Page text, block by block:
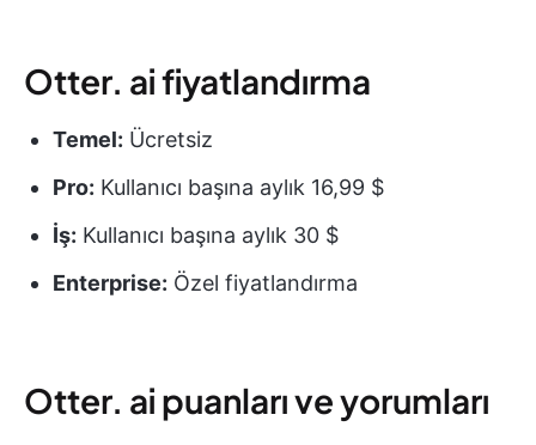
Otter. ai fiyatlandırma
Temel: Ücretsiz
Pro: Kullanıcı başına aylık 16,99 $
İş: Kullanıcı başına aylık 30 $
Enterprise: Özel fiyatlandırma
Otter. ai puanları ve yorumları